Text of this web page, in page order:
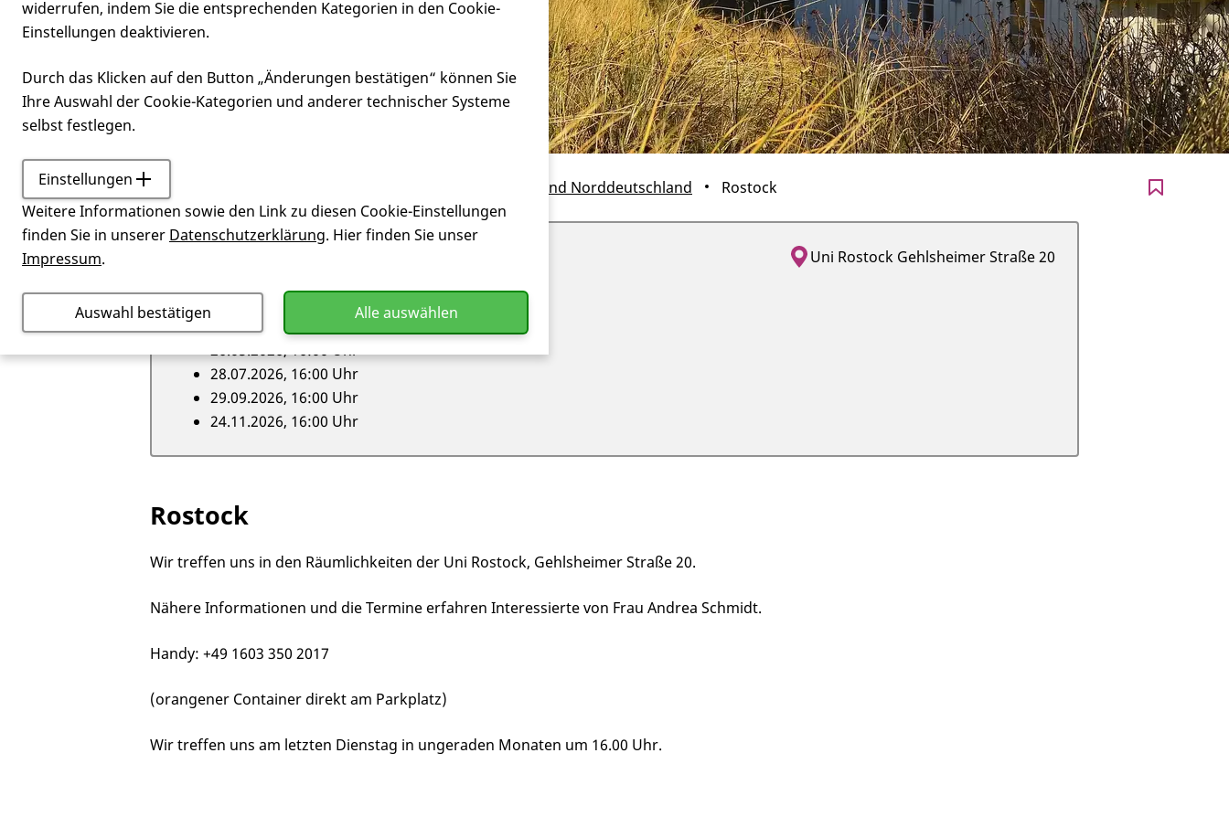
Rostock
Landesverband Norddeutschland Rostock
31.03.2026, 16:00 Uhr
26.05.2026, 16:00 Uhr
28.07.2026, 16:00 Uhr
29.09.2026, 16:00 Uhr
24.11.2026, 16:00 Uhr
Veranstaltungsort
Uni Rostock Gehlsheimer Straße 20
Rostock
Wir treffen uns in den Räumlichkeiten der Uni Rostock, Gehlsheimer Straße 20.
Nähere Informationen und die Termine erfahren Interessierte von Frau Andrea Schmidt.
Handy: +49 1603 350 2017
(orangener Container direkt am Parkplatz)
Wir treffen uns am letzten Dienstag in ungeraden Monaten um 16.00 Uhr.
widerrufen, indem Sie die entsprechenden Kategorien in den Cookie-
Einstellungen deaktivieren.
Durch das Klicken auf den Button „Änderungen bestätigen“ können Sie
Ihre Auswahl der Cookie-Kategorien und anderer technischer Systeme
selbst festlegen.
Einstellungen
Weitere Informationen sowie den Link zu diesen Cookie-Einstellungen
finden Sie in unserer Datenschutzerklärung. Hier finden Sie unser
Impressum.
Alle auswählen
Auswahl bestätigen